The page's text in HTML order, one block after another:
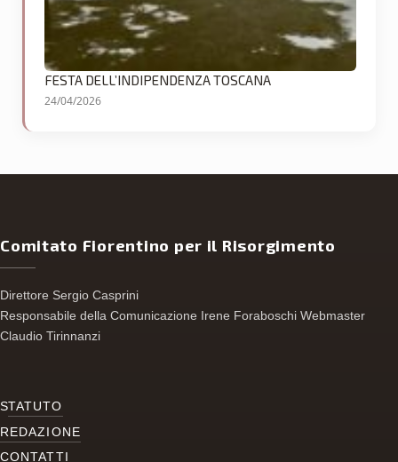
FESTA DELL’INDIPENDENZA TOSCANA
24/04/2026
Comitato Fiorentino per il Risorgimento
Direttore Sergio Casprini
Responsabile della Comunicazione Irene Foraboschi Webmaster
Claudio Tirinnanzi
STATUTO
REDAZIONE
CONTATTI